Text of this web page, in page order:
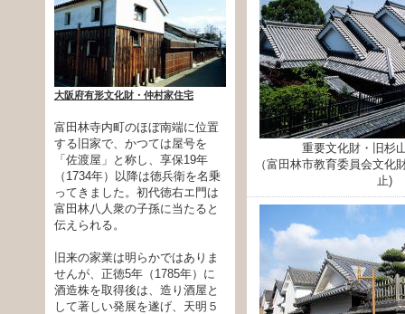
重要文化財・旧杉
（富田林市教育委員会文化
止)
大阪府有形文化財・仲村家住宅
富田林寺内町のほぼ南端に位置
する旧家で、かつては屋号を
「佐渡屋」と称し、享保19年
（1734年）以降は徳兵衛を名乗
ってきました。初代徳右エ門は
富田林八人衆の子孫に当たると
伝えられる。
旧来の家業は明らかではありま
せんが、正徳5年（1785年）に
酒造株を取得後は、造り酒屋と
して著しい発展を遂げ、天明５